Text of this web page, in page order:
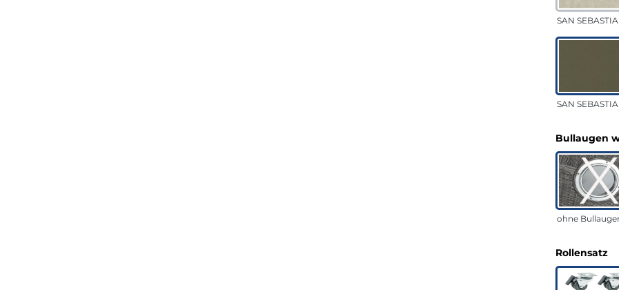
SAN
SAN
Bullaugen
ohne
Rollensatz